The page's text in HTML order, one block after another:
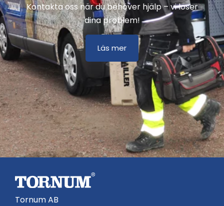
Kontakta oss när du behöver hjälp – vi löser
dina problem!
Läs mer
Tornum AB